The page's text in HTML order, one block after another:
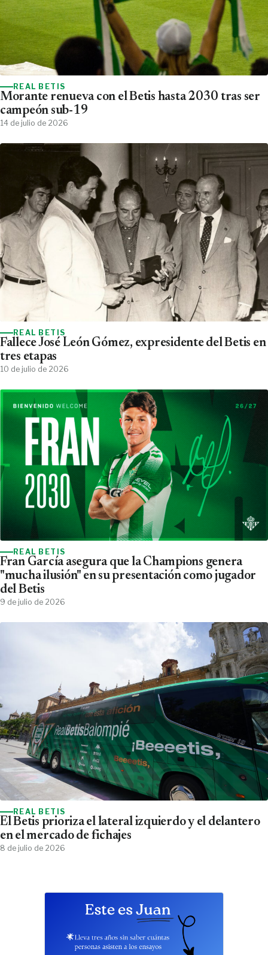
REAL BETIS
Morante renueva con el Betis hasta 2030 tras ser
campeón sub-19
14 de julio de 2026
REAL BETIS
Fallece José León Gómez, expresidente del Betis en
tres etapas
10 de julio de 2026
REAL BETIS
Fran García asegura que la Champions genera
"mucha ilusión" en su presentación como jugador
del Betis
9 de julio de 2026
REAL BETIS
El Betis prioriza el lateral izquierdo y el delantero
en el mercado de fichajes
8 de julio de 2026